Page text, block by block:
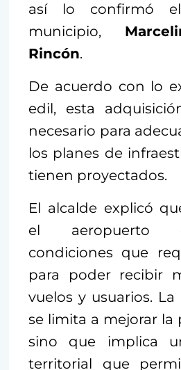
así lo confirmó
municipio,
Rincón.
De acuerdo con lo
edil, esta
necesario para
los planes de
tienen proyectados.
El alcalde explicó
el aeropuerto
condiciones que
para poder recibir
vuelos y usuarios.
se limita a mejorar la
sino que implica
territorial que